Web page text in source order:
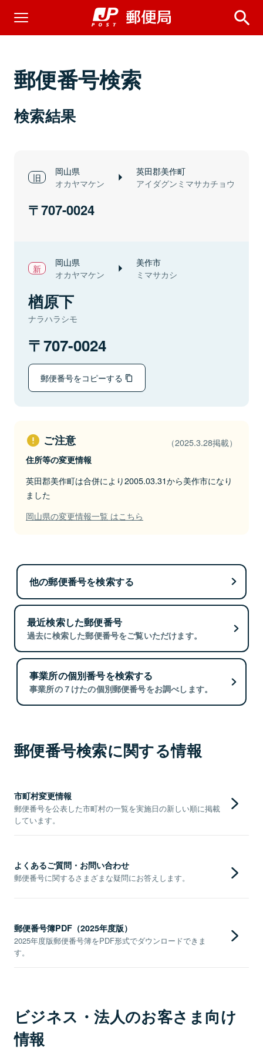
郵便番号検索
検索結果
岡山県
オカヤマケン
英田郡美作町
アイダグンミマサカチョウ
707-0024
岡山県
オカヤマケン
美作市
ミマサカシ
楢原下
ナラハラシモ
707-0024
郵便番号をコピーする
ご注意 （2025.3.28掲載）
住所等の変更情報
英田郡美作町は合併により2005.03.31から美作市になり
ました
岡山県の変更情報一覧 はこちら
他の郵便番号を検索する
最近検索した郵便番号
過去に検索した郵便番号をご覧いただけます。
事業所の個別番号を検索する
事業所の７けたの個別郵便番号をお調べします。
郵便番号検索に関する情報
市町村変更情報
郵便番号を公表した市町村の一覧を実施日の新しい順に掲載
しています。
よくあるご質問・お問い合わせ
郵便番号に関するさまざまな疑問にお答えします。
郵便番号簿PDF（2025年度版）
2025年度版郵便番号簿をPDF形式でダウンロードできま
す。
ビジネス・法人のお客さま向け
情報